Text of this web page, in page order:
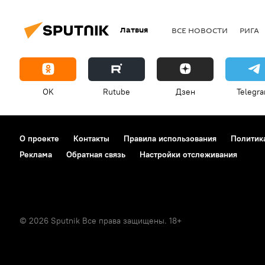
Латвия ВСЕ НОВОСТИ РИГА
OK Rutube Дзен
О проекте Контакты Правила использования
Реклама
Обратная связь Настройки отслеживания
© 2026 Sputnik Все права защищены. 18+